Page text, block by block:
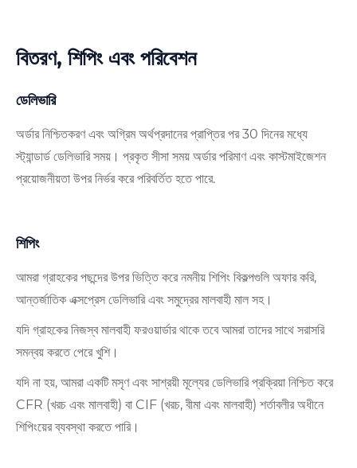
বিতরণ, শিপিং এবং পরিবেশন
ডেলিভারি
অর্ডার নিশ্চিতকরণ এবং অগ্রিম অর্থপ্রদানের প্রাপ্তির পর 30 দিনের মধ্যে
স্ট্যান্ডার্ড ডেলিভারি সময়। প্রকৃত সীসা সময় অর্ডার পরিমাণ এবং কাস্টমাইজেশন
প্রয়োজনীয়তা উপর নির্ভর করে পরিবর্তিত হতে পারে.
শিপিং
আমরা গ্রাহকের পছন্দের উপর ভিত্তি করে নমনীয় শিপিং বিকল্পগুলি অফার করি,
আন্তর্জাতিক এক্সপ্রেস ডেলিভারি এবং সমুদ্রের মালবাহী মাল সহ।
যদি গ্রাহকের নিজস্ব মালবাহী ফরওয়ার্ডার থাকে তবে আমরা তাদের সাথে সরাসরি
সমন্বয় করতে পেরে খুশি।
যদি না হয়, আমরা একটি মসৃণ এবং সাশ্রয়ী মূল্যের ডেলিভারি প্রক্রিয়া নিশ্চিত করে
CFR (খরচ এবং মালবাহী) বা CIF (খরচ, বীমা এবং মালবাহী) শর্তাবলীর অধীনে
শিপিংয়ের ব্যবস্থা করতে পারি।